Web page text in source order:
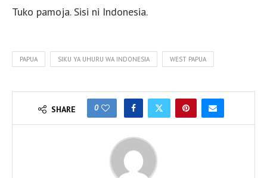
Tuko pamoja. Sisi ni Indonesia.
PAPUA SIKU YA UHURU WA INDONESIA WEST PAPUA
SHARE 0